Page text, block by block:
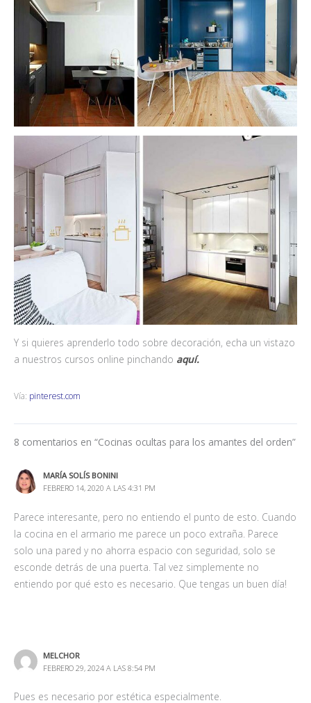
Y si quieres aprenderlo todo sobre decoración, echa un vistazo
a nuestros cursos online pinchando aquí.
Vía: pinterest.com
8 comentarios en “Cocinas ocultas para los amantes del orden”
MARÍA SOLÍS BONINI
FEBRERO 14, 2020 A LAS 4:31 PM
Parece interesante, pero no entiendo el punto de esto. Cuando
la cocina en el armario me parece un poco extraña. Parece
solo una pared y no ahorra espacio con seguridad, solo se
esconde detrás de una puerta. Tal vez simplemente no
entiendo por qué esto es necesario. Que tengas un buen día!
MELCHOR
FEBRERO 29, 2024 A LAS 8:54 PM
Pues es necesario por estética especialmente.